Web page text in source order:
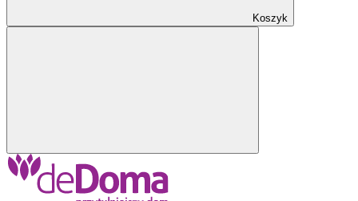
Koszyk